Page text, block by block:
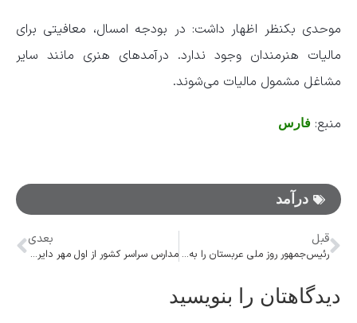
موحدی بکنظر اظهار داشت: در بودجه امسال، معافیتی برای
مالیات هنرمندان وجود ندارد. درآمد‌های هنری مانند سایر
مشاغل مشمول مالیات می‌شوند.
منبع: فارس
درآمد‌
قبل
رئیس‌جمهور روز ملی عربستان را به پادشاه و ولیعهد این کشور تبریک گفت
بعدی
مدارس سراسر کشور از اول مهر دایر هستند
دیدگاهتان را بنویسید